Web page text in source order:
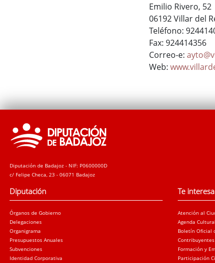
Emilio Rivero, 52
06192 Villar del
Teléfono:
Fax: 924414356
Correo-e:
Web:
Diputación de Badajoz - NIF: P0600000D
c/ Felipe Checa, 23 - 06071 Badajoz
Diputación
Órganos de Gobierno
Delegaciones
Organigrama
Presupuestos Anuales
Subvenciones
Identidad Corporativa
Te interesa
Atención al
Agenda Cultural
Boletín Oficial
Contribuyentes
Formación y
Participación